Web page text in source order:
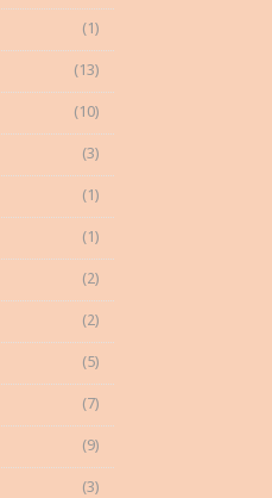
(1)
(13)
(10)
(3)
(1)
(1)
(2)
(2)
(5)
(7)
(9)
(3)